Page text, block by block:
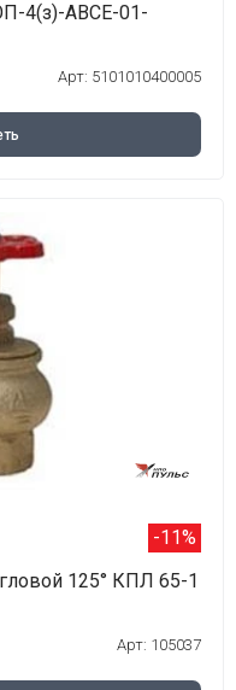
4(з)-АВСЕ-01-
Арт: 5101010400005
-11%
125° КПЛ 65-1
Арт: 105037